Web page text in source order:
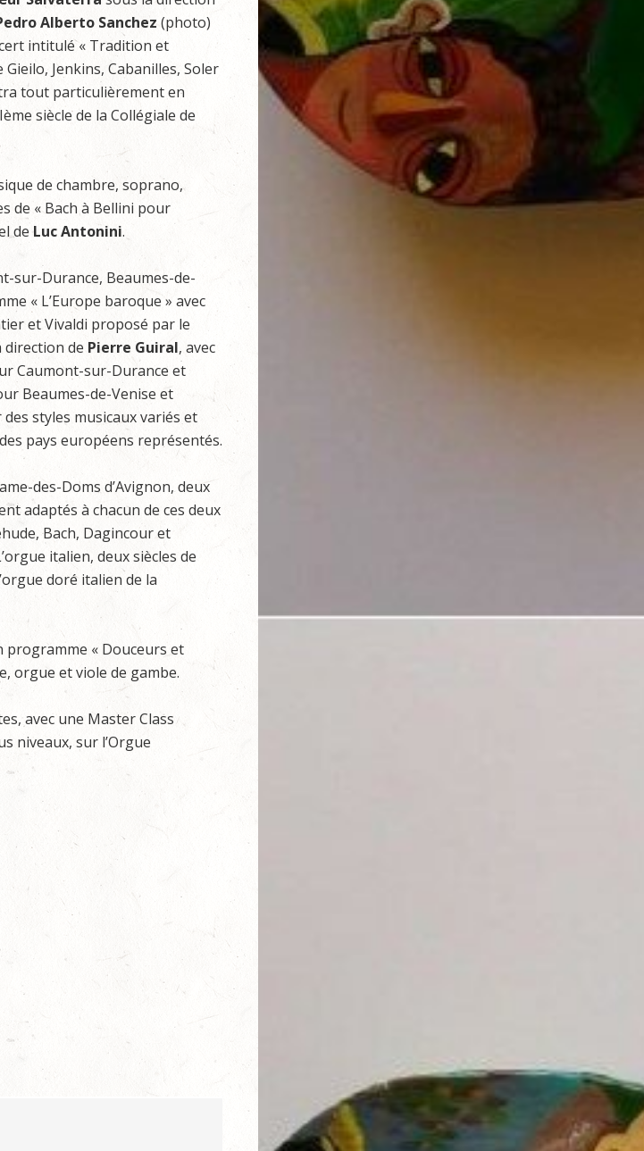
Alberto Sanchez (photo)
intitulé « Tradition et
Jenkins, Cabanilles, Soler
tout particulièrement en
siècle de la Collégiale de
de chambre, soprano,
de « Bach à Bellini pour
deLuc Antonini.
sur-Durance, Beaumes-de-
« L’Europe baroque » avec
et Vivaldi proposé par le
direction de Pierre Guiral, avec
Caumont-sur-Durance et
Beaumes-de-Venise et
styles musicaux variés et
pays européens représentés.
des-Doms d’Avignon, deux
adaptés à chacun de ces deux
Bach, Dagincour et
italien, deux siècles de
doré italien de la
programme « Douceurs et
orgue et viole de gambe.
avec une Master Class
niveaux, sur l’Orgue